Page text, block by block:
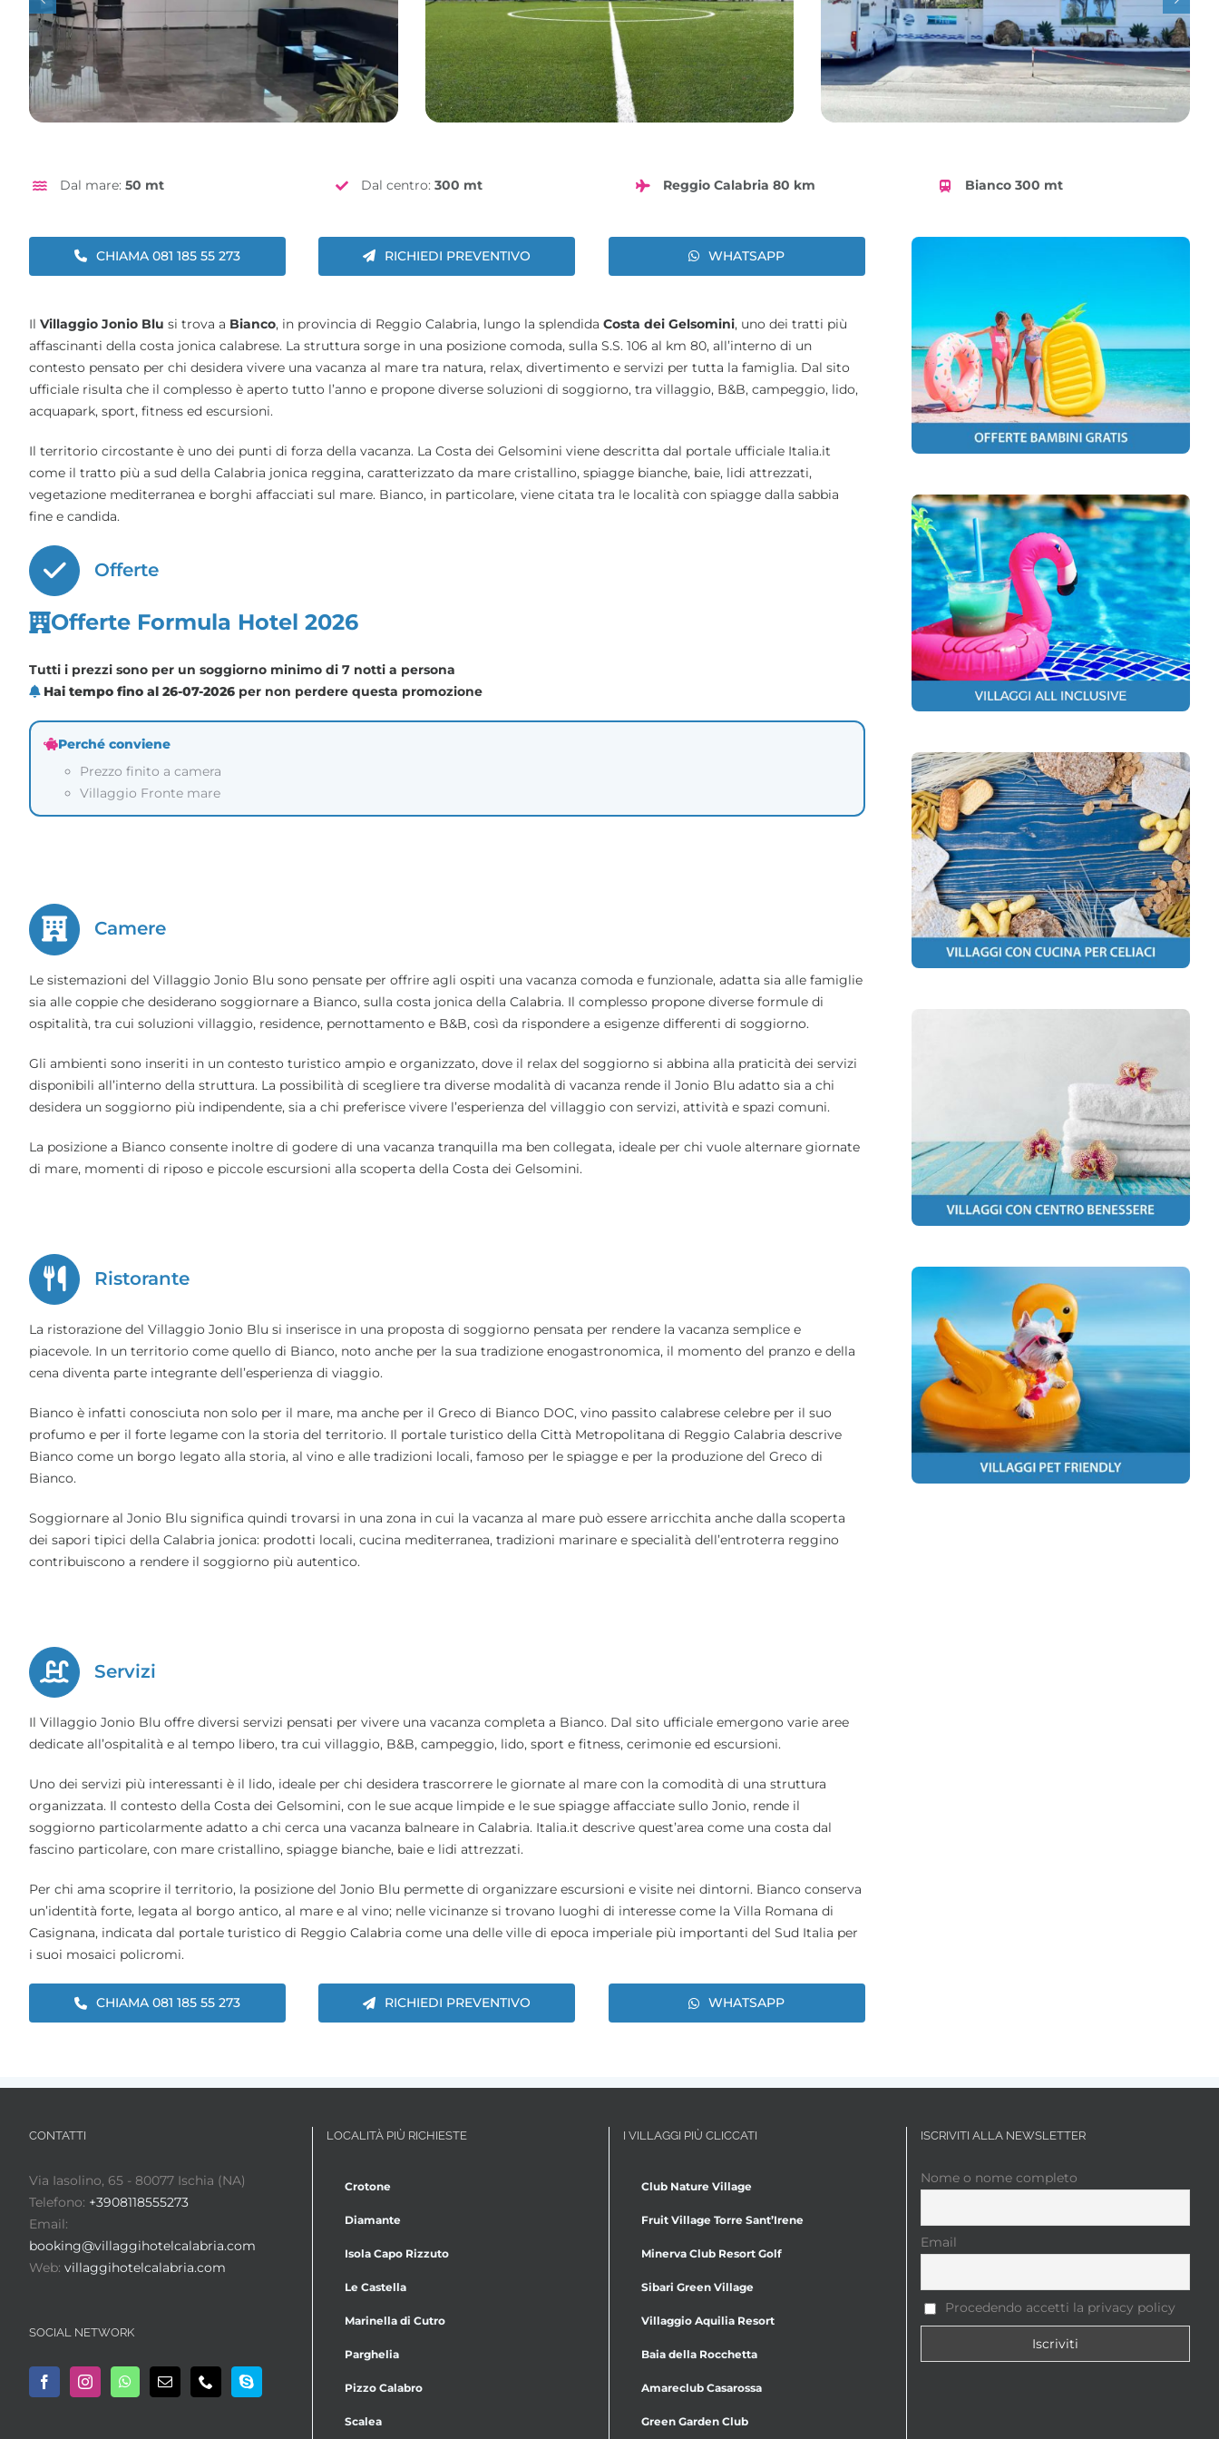
Dal mare: 50 mt Dal centro:300 mt Reggio Calabria 80 km Bianco 300 mt
CHIAMA 081 185 55 273 RICHIEDI PREVENTIVO WHATSAPP
Il Villaggio Jonio Blu si trova a Bianco, in provincia di Reggio Calabria, lungo la splendida Costa dei Gelsomini, uno dei tratti più
affascinanti della costa jonica calabrese. La struttura sorge in una posizione comoda, sulla S.S. 106 al km 80, all’interno di un
contesto pensato per chi desidera vivere una vacanza al mare tra natura, relax, divertimento e servizi per tutta la famiglia. Dal sito
ufficiale risulta che il complesso è aperto tutto l’anno e propone diverse soluzioni di soggiorno, tra villaggio, B&B, campeggio, lido,
acquapark, sport, fitness ed escursioni.
Il territorio circostante è uno dei punti di forza della vacanza. La Costa dei Gelsomini viene descritta dal portale ufficiale Italia.it
come il tratto più a sud della Calabria jonica reggina, caratterizzato da mare cristallino, spiagge bianche, baie, lidi attrezzati,
vegetazione mediterranea e borghi affacciati sul mare. Bianco, in particolare, viene citata tra le località con spiagge dalla sabbia
fine e candida.
Offerte
Offerte Formula Hotel 2026
Tutti i prezzi sono per un soggiorno minimo di 7 notti a persona
Hai tempo fino al 26-07-2026 per non perdere questa promozione
Perché conviene
Prezzo finito a camera
Villaggio Fronte mare
Camere
Le sistemazioni del Villaggio Jonio Blu sono pensate per offrire agli ospiti una vacanza comoda e funzionale, adatta sia alle famiglie
sia alle coppie che desiderano soggiornare a Bianco, sulla costa jonica della Calabria. Il complesso propone diverse formule di
ospitalità, tra cui soluzioni villaggio, residence, pernottamento e B&B, così da rispondere a esigenze differenti di soggiorno.
Gli ambienti sono inseriti in un contesto turistico ampio e organizzato, dove il relax del soggiorno si abbina alla praticità dei servizi
disponibili all’interno della struttura. La possibilità di scegliere tra diverse modalità di vacanza rende il Jonio Blu adatto sia a chi
desidera un soggiorno più indipendente, sia a chi preferisce vivere l’esperienza del villaggio con servizi, attività e spazi comuni.
La posizione a Bianco consente inoltre di godere di una vacanza tranquilla ma ben collegata, ideale per chi vuole alternare giornate
di mare, momenti di riposo e piccole escursioni alla scoperta della Costa dei Gelsomini.
Ristorante
La ristorazione del Villaggio Jonio Blu si inserisce in una proposta di soggiorno pensata per rendere la vacanza semplice e
piacevole. In un territorio come quello di Bianco, noto anche per la sua tradizione enogastronomica, il momento del pranzo e della
cena diventa parte integrante dell’esperienza di viaggio.
Bianco è infatti conosciuta non solo per il mare, ma anche per il Greco di Bianco DOC, vino passito calabrese celebre per il suo
profumo e per il forte legame con la storia del territorio. Il portale turistico della Città Metropolitana di Reggio Calabria descrive
Bianco come un borgo legato alla storia, al vino e alle tradizioni locali, famoso per le spiagge e per la produzione del Greco di
Bianco.
Soggiornare al Jonio Blu significa quindi trovarsi in una zona in cui la vacanza al mare può essere arricchita anche dalla scoperta
dei sapori tipici della Calabria jonica: prodotti locali, cucina mediterranea, tradizioni marinare e specialità dell’entroterra reggino
contribuiscono a rendere il soggiorno più autentico.
Servizi
Il Villaggio Jonio Blu offre diversi servizi pensati per vivere una vacanza completa a Bianco. Dal sito ufficiale emergono varie aree
dedicate all’ospitalità e al tempo libero, tra cui villaggio, B&B, campeggio, lido, sport e fitness, cerimonie ed escursioni.
Uno dei servizi più interessanti è il lido, ideale per chi desidera trascorrere le giornate al mare con la comodità di una struttura
organizzata. Il contesto della Costa dei Gelsomini, con le sue acque limpide e le sue spiagge affacciate sullo Jonio, rende il
soggiorno particolarmente adatto a chi cerca una vacanza balneare in Calabria. Italia.it descrive quest’area come una costa dal
fascino particolare, con mare cristallino, spiagge bianche, baie e lidi attrezzati.
Per chi ama scoprire il territorio, la posizione del Jonio Blu permette di organizzare escursioni e visite nei dintorni. Bianco conserva
un’identità forte, legata al borgo antico, al mare e al vino; nelle vicinanze si trovano luoghi di interesse come la Villa Romana di
Casignana, indicata dal portale turistico di Reggio Calabria come una delle ville di epoca imperiale più importanti del Sud Italia per
i suoi mosaici policromi.
CHIAMA 081 185 55 273 RICHIEDI PREVENTIVO WHATSAPP
CONTATTI
Via Iasolino, 65 - 80077 Ischia (NA)
Telefono: +3908118555273
Email:
booking@villaggihotelcalabria.com
Web: villaggihotelcalabria.com
SOCIAL NETWORK
LOCALITÀ PIÙ RICHIESTE
Crotone
Diamante
Isola Capo Rizzuto
Le Castella
Marinella di Cutro
Parghelia
Pizzo Calabro
Scalea
I VILLAGGI PIÙ CLICCATI
Club Nature Village
Fruit Village Torre Sant’Irene
Minerva Club Resort Golf
Sibari Green Village
Villaggio Aquilia Resort
Baia della Rocchetta
Amareclub Casarossa
Green Garden Club
ISCRIVITI ALLA NEWSLETTER
Nome o nome completo
Email
Procedendo accetti la privacy policy